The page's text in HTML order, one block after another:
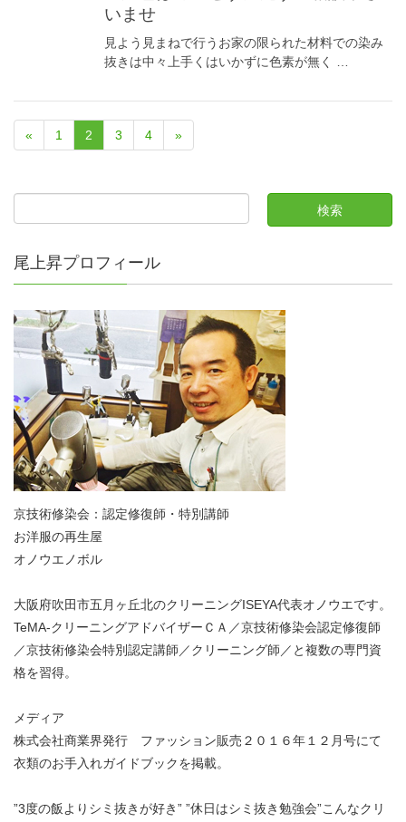
いませ
見よう見まねで行うお家の限られた材料での染み
抜きは中々上手くはいかずに色素が無く …
« 1 2 3 4 »
尾上昇プロフィール
京技術修染会：認定修復師・特別講師
お洋服の再生屋
オノウエノボル
大阪府吹田市五月ヶ丘北のクリーニングISEYA代表オノウエです。
TeMA-クリーニングアドバイザーＣＡ／京技術修染会認定修復師
／京技術修染会特別認定講師／クリーニング師／と複数の専門資
格を習得。
メディア
株式会社商業界発行 ファッション販売２０１６年１２月号にて
衣類のお手入れガイドブックを掲載。
”3度の飯よりシミ抜きが好き” ”休日はシミ抜き勉強会”こんなクリ